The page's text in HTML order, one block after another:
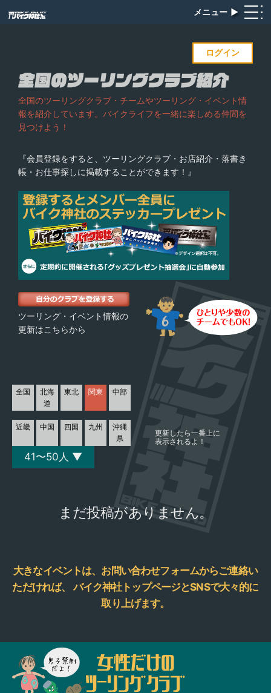
メニュー ▶︎
ログイン
全国のツーリングクラブ・チームやツーリング・イベント情
報を紹介しています。バイクライフを一緒に楽しめる仲間を
見つけよう！
『会員登録をすると、ツーリングクラブ・お店紹介・落書き
帳・お仕事探しに掲載することができます！』
ツーリング・イベント情報の
更新はこちらから
全国
北海
道
東北 関東 中部
近畿 中国 四国 九州
沖縄
県
更新したら一番上に
表示されるよ！
41〜50人 ▼
まだ投稿がありません。
大きなイベントは、お問い合わせフォームからご連絡い
ただければ、
バイク神社トップページとSNSで大々的に
取り上げます。